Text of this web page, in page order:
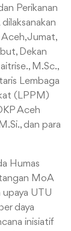
Perikanan
Jumat,
Dekan
M.Sc.,
Lembaga
(LPPM)
Aceh
dan para
Humas
MoA
upaya UTU
daya
inisiatif